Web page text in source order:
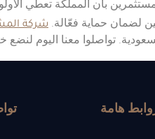
بأن المملكة تعطي
لضمان حماية فعّالة. شركة
تواصلوا معنا اليوم لنضع
هامة